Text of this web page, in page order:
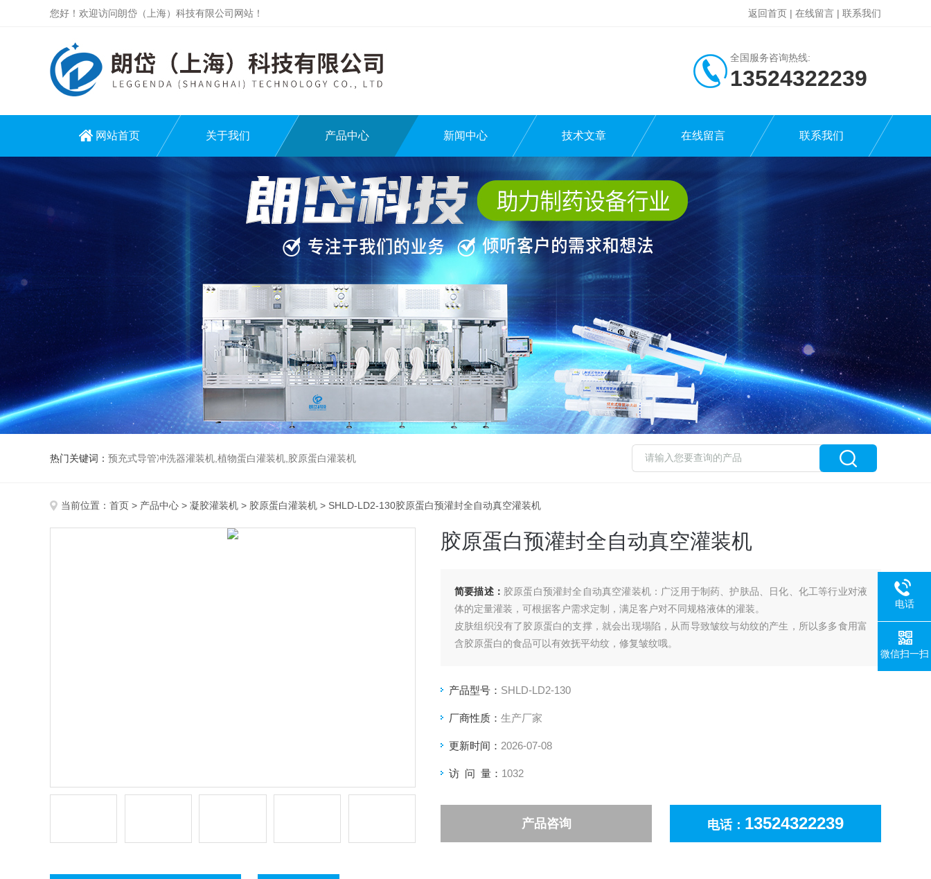
您好！欢迎访问朗岱（上海）科技有限公司网站！ 返回首页 | 在线留言 | 联系我们
全国服务咨询热线:
13524322239
网站首页 关于我们 产品中心 新闻中心 技术文章 在线留言 联系我们
热门关键词： 预充式导管冲洗器灌装机,植物蛋白灌装机,胶原蛋白灌装机
当前位置： 首页 > 产品中心 > 凝胶灌装机 > 胶原蛋白灌装机 > SHLD-LD2-130胶原蛋白预灌封全自动真空灌装机
胶原蛋白预灌封全自动真空灌装机
简要描述： 胶原蛋白预灌封全自动真空灌装机：广泛用于制药、护肤品、日化、化工等行业对液
体的定量灌装，可根据客户需求定制，满足客户对不同规格液体的灌装。
皮肤组织没有了胶原蛋白的支撑，就会出现塌陷，从而导致皱纹与幼纹的产生，所以多多食用富
含胶原蛋白的食品可以有效抚平幼纹，修复皱纹哦。
产品型号： SHLD-LD2-130
厂商性质： 生产厂家
更新时间： 2026-07-08
访 问 量： 1032
产品咨询 电话： 13524322239
电话
微信扫一扫